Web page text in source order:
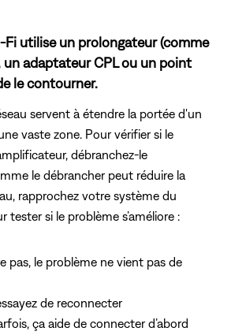
Fi utilise un prolongateur (comme
adaptateur CPL ou un point
le contourner.
servent à étendre la portée d'un
vaste zone. Pour vérifier si le
débranchez-le
le débrancher peut réduire la
rapprochez votre système du
tester si le problème s’améliore :
pas, le problème ne vient pas de
de reconnecter
ça aide de connecter d’abord